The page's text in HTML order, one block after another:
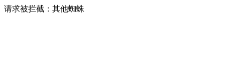
请求被拦截：其他蜘蛛